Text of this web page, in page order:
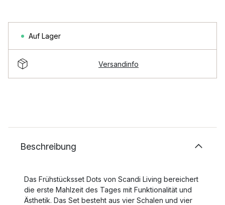
Auf Lager
Versandinfo
Beschreibung
Das Frühstücksset Dots von Scandi Living bereichert
die erste Mahlzeit des Tages mit Funktionalität und
Ästhetik. Das Set besteht aus vier Schalen und vier